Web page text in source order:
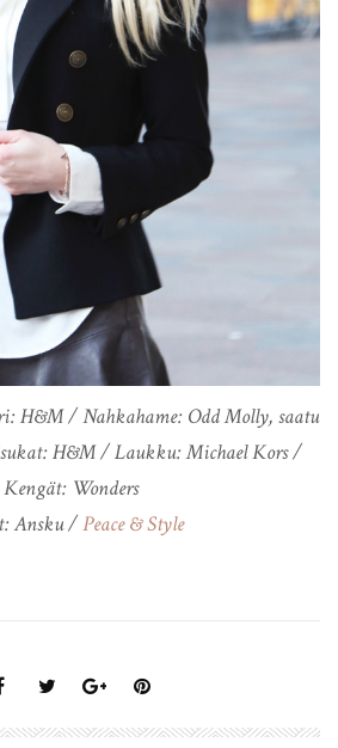
H&M / Nahkahame: Odd Molly, saatu
H&M / Laukku: Michael Kors /
Kengät: Wonders
Ansku /Peace & Style